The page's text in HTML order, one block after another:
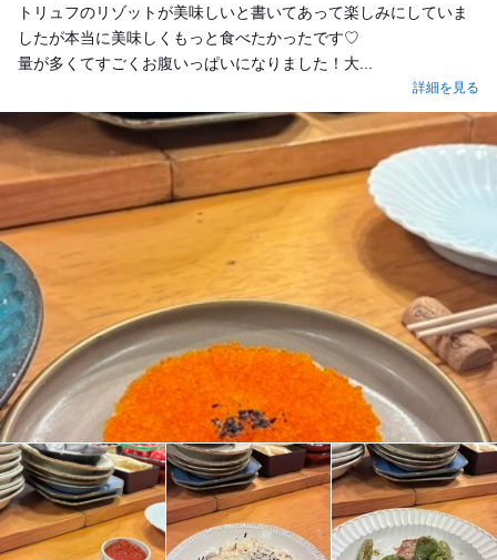
トリュフのリゾットが美味しいと書いてあって楽しみにしていま
したが本当に美味しくもっと食べたかったです♡
量が多くてすごくお腹いっぱいになりました！大...
詳細を見る